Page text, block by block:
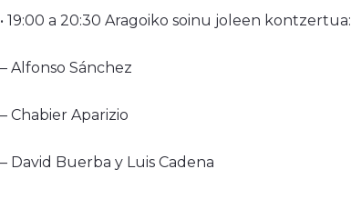
• 19:00 a 20:30 Aragoiko soinu joleen kontzertua:
– Alfonso Sánchez
– Chabier Aparizio
– David Buerba y Luis Cadena